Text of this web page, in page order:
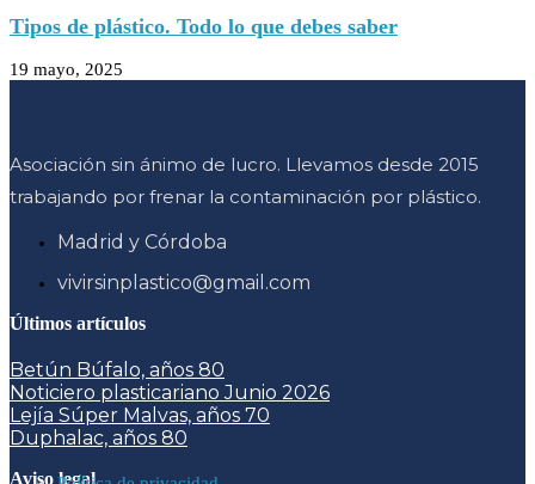
Tipos de plástico. Todo lo que debes saber
19 mayo, 2025
Asociación sin ánimo de lucro. Llevamos desde 2015
trabajando por frenar la contaminación por plástico.
Madrid y Córdoba
vivirsinplastico@gmail.com
Últimos artículos
Betún Búfalo, años 80
Noticiero plasticariano Junio 2026
Lejía Súper Malvas, años 70
Duphalac, años 80
Aviso legal